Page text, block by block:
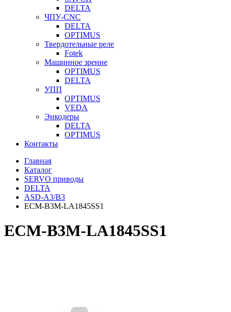
DELTA
ЧПУ-CNC
DELTA
OPTIMUS
Твердотельные реле
Fotek
Машинное зрение
OPTIMUS
DELTA
УПП
OPTIMUS
VEDA
Энкодеры
DELTA
OPTIMUS
Контакты
Главная
Каталог
SERVO приводы
DELTA
ASD-A3/B3
ECM-B3M-LA1845SS1
ECM-B3M-LA1845SS1